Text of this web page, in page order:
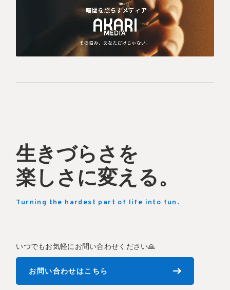
生きづらさを
楽しさに変える。
Turning the hardest part of life into fun.
いつでもお気軽にお問い合わせください🙏
お問い合わせはこちら